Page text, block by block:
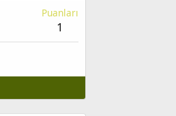
Puanları
1